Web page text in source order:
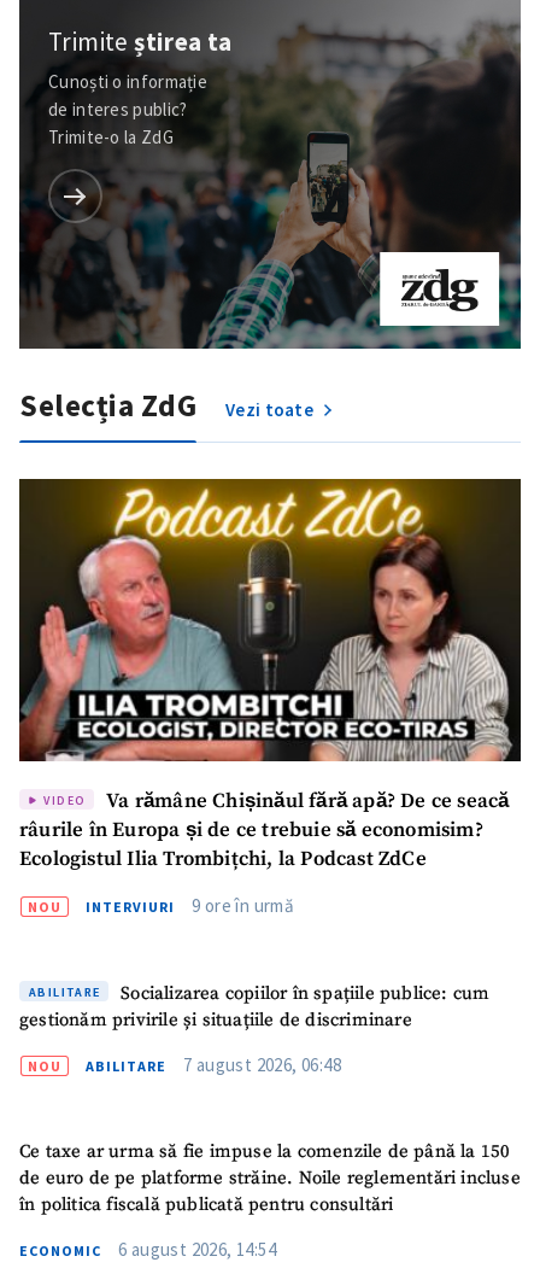
Trimiteștirea ta
Cunoști o informație
de interes public?
Trimite-o la ZdG
Selecția ZdG Vezi toate
VIDEO
Va rămâne Chișinăul fără apă? De ce seacă
râurile în Europa și de ce trebuie să economisim?
Ecologistul Ilia Trombițchi, la Podcast ZdCe
NOU INTERVIURI 9 ore în urmă
ABILITARE
Socializarea copiilor în spațiile publice: cum
gestionăm privirile și situațiile de discriminare
NOU ABILITARE 7 august 2026, 06:48
Ce taxe ar urma să fie impuse la comenzile de până la 150
de euro de pe platforme străine. Noile reglementări incluse
în politica fiscală publicată pentru consultări
ECONOMIC 6 august 2026, 14:54
ȘTIREA MEA
Fotografie
+ Încarcă imagine
Link media
+ Link media
Mesajul știrei
+ Mesajul știrei
Sursă anonimă
Nume+ Numele meu